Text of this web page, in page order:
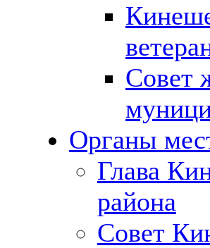
Совет
Органы
Глава
района
Совет